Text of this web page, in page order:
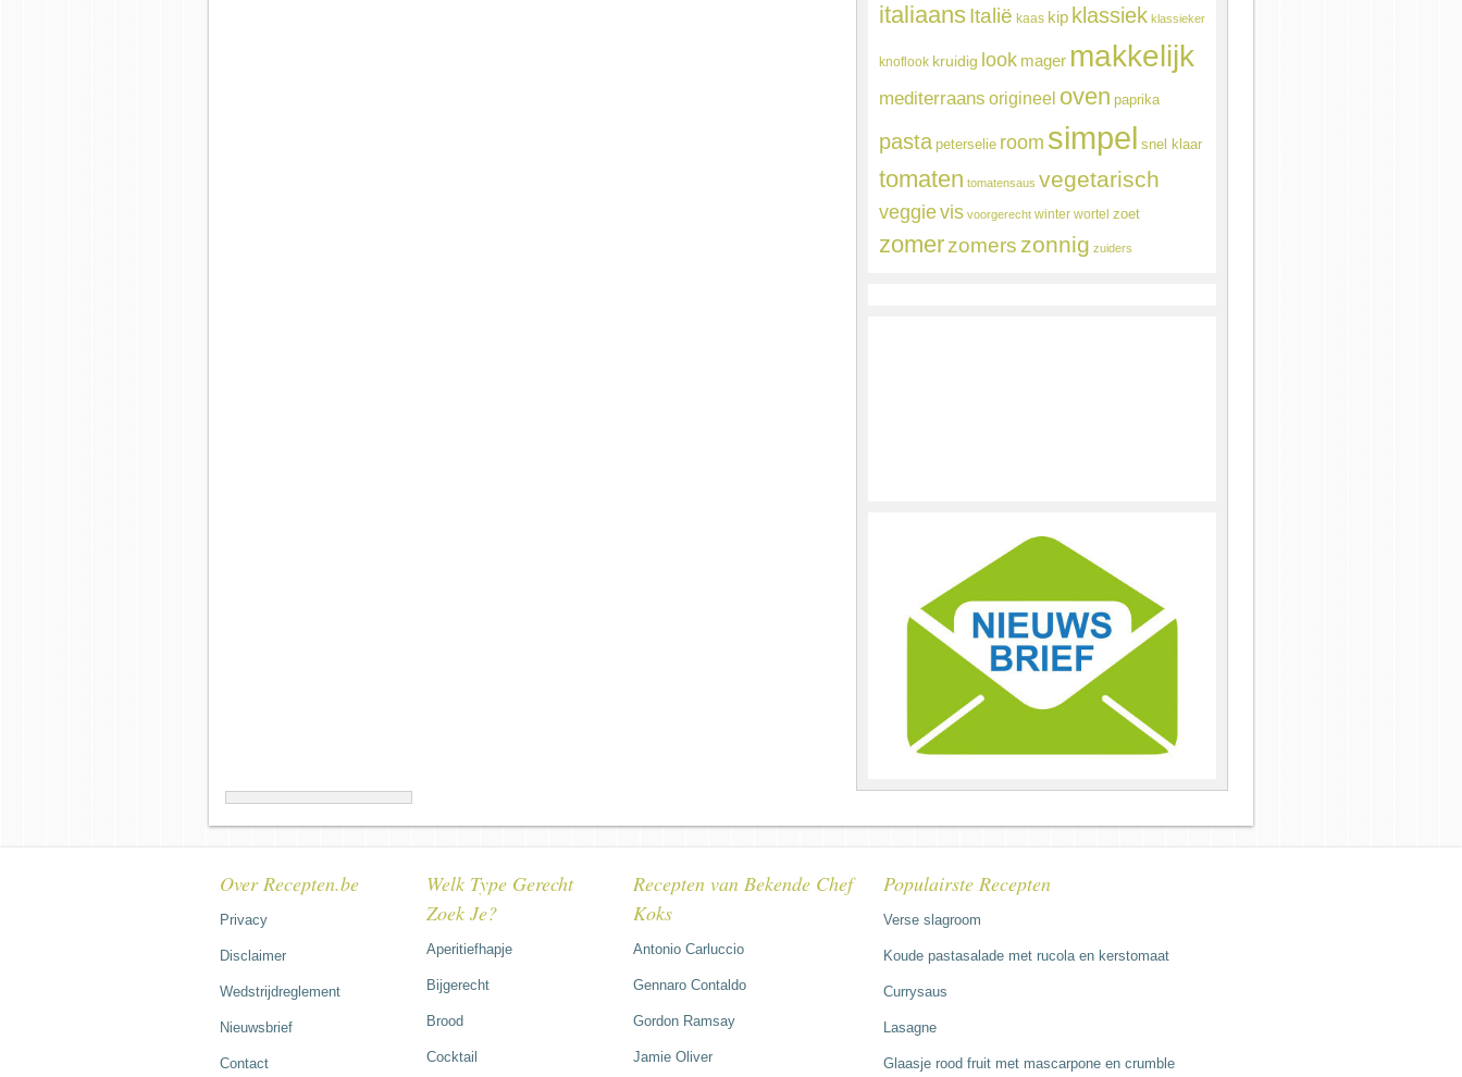
italiaansItalië kaas kip klassiek klassieker
knoflook kruidig look mager makkelijk
mediterraans origineel oven paprika
pasta peterselie room simpel snel klaar
tomaten tomatensaus vegetarisch
veggievis voorgerecht winter wortel zoet
zomerzomerszonnig zuiders
Over Recepten.be
Privacy
Disclaimer
Wedstrijdreglement
Nieuwsbrief
Contact
Welk Type Gerecht
Zoek Je?
Aperitiefhapje
Bijgerecht
Brood
Cocktail
Recepten van Bekende Chef
Koks
Antonio Carluccio
Gennaro Contaldo
Gordon Ramsay
Jamie Oliver
Populairste Recepten
Verse slagroom
Koude pastasalade met rucola en kerstomaat
Currysaus
Lasagne
Glaasje rood fruit met mascarpone en crumble